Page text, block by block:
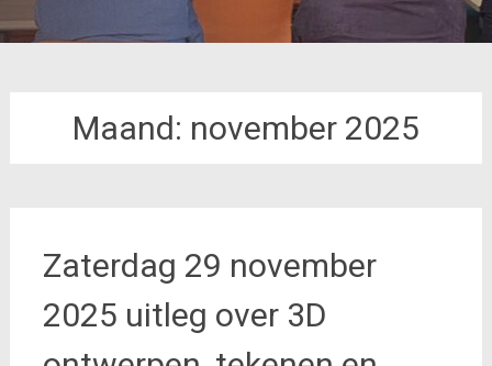
Maand: november 2025
Zaterdag 29 november
2025 uitleg over 3D